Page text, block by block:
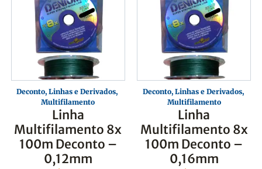
Deconto,Linhas e Derivados,
Multifilamento
Linha
Multifilamento 8x
100m Deconto –
0,12mm
Deconto, Linhas e Derivados,
Multifilamento
Linha
Multifilamento 8x
100m Deconto –
0,16mm